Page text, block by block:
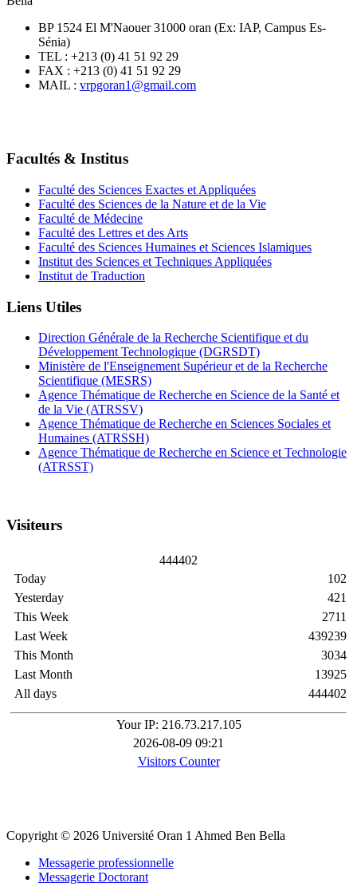
BP 1524 El M'Naouer 31000 oran (Ex: IAP, Campus Es-
Sénia)
TEL : +213 (0) 41 51 92 29
FAX : +213 (0) 41 51 92 29
MAIL : vrpgoran1@gmail.com
Facultés & Institus
Faculté des Sciences Exactes et Appliquées
Faculté des Sciences de la Nature et de la Vie
Faculté de Médecine
Faculté des Lettres et des Arts
Faculté des Sciences Humaines et Sciences Islamiques
Institut des Sciences et Techniques Appliquées
Institut de Traduction
Liens Utiles
Direction Générale de la Recherche Scientifique et du
Développement Technologique (DGRSDT)
Ministère de l'Enseignement Supérieur et de la Recherche
Scientifique (MESRS)
Agence Thématique de Recherche en Science de la Santé et
de la Vie (ATRSSV)
Agence Thématique de Recherche en Sciences Sociales et
Humaines (ATRSSH)
Agence Thématique de Recherche en Science et Technologie
(ATRSST)
Visiteurs
444402
Today
Yesterday
This Week
Last Week
This Month
Last Month
All days
102
421
2711
439239
3034
13925
444402
Your IP: 216.73.217.105
2026-08-09 09:21
Visitors Counter
Copyright © 2026 Université Oran 1 Ahmed Ben Bella
Messagerie professionnelle
Messagerie Doctorant